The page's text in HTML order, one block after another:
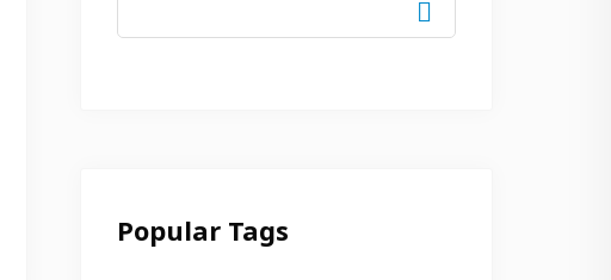
Popular Tags